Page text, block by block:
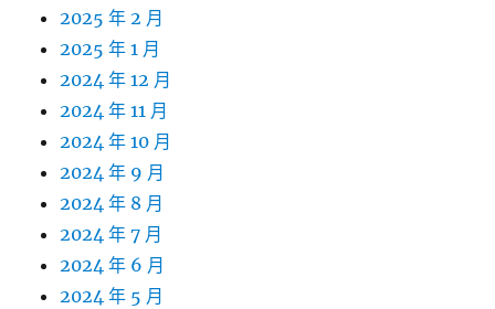
2025 年 2 月
2025 年 1 月
2024 年 12 月
2024 年 11 月
2024 年 10 月
2024 年 9 月
2024 年 8 月
2024 年 7 月
2024 年 6 月
2024 年 5 月